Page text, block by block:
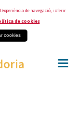
de navegació, i oferir
de cookies
cookies